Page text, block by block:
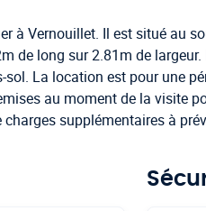
à Vernouillet. Il est situé au
de long sur 2.81m de
sol. La location est pour une
au moment de la visite
supplémentaires à